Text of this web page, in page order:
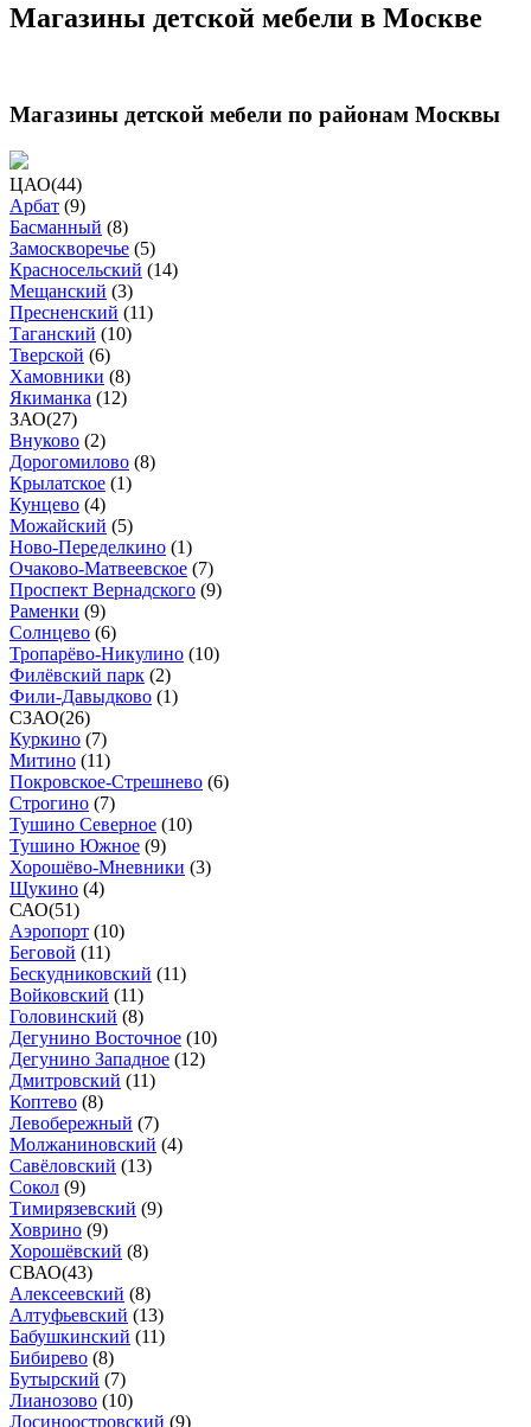
Магазины детской мебели в Москве
Магазины детской мебели по районам Москвы
ЦАО(44)
Арбат (9)
Басманный (8)
Замоскворечье (5)
Красносельский (14)
Мещанский (3)
Пресненский (11)
Таганский (10)
Тверской (6)
Хамовники (8)
Якиманка (12)
ЗАО(27)
Внуково (2)
Дорогомилово (8)
Крылатское (1)
Кунцево (4)
Можайский (5)
Ново-Переделкино (1)
Очаково-Матвеевское (7)
Проспект Вернадского (9)
Раменки (9)
Солнцево (6)
Тропарёво-Никулино (10)
Филёвский парк (2)
Фили-Давыдково (1)
СЗАО(26)
Куркино (7)
Митино (11)
Покровское-Стрешнево (6)
Строгино (7)
Тушино Северное (10)
Тушино Южное (9)
Хорошёво-Мневники (3)
Щукино (4)
САО(51)
Аэропорт (10)
Беговой (11)
Бескудниковский (11)
Войковский (11)
Головинский (8)
Дегунино Восточное (10)
Дегунино Западное (12)
Дмитровский (11)
Коптево (8)
Левобережный (7)
Молжаниновский (4)
Савёловский (13)
Сокол (9)
Тимирязевский (9)
Ховрино (9)
Хорошёвский (8)
СВАО(43)
Алексеевский (8)
Алтуфьевский (13)
Бабушкинский (11)
Бибирево (8)
Бутырский (7)
Лианозово (10)
Лосиноостровский (9)